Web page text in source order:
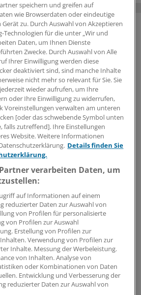
präzisieren die neuen
wurden auch die Regeln für die
Kasse verschärft. KBV und
nun klar, wie mit dem
zu verfahren ist. Und
nicht mehr als
nicht mehr als
bestellen, hat das
entschieden – und
als zulässig gelten.
speichern und greifen auf
wie Browserdaten oder eindeutige
zu. Durch Auswahl von Akzeptieren
Technologien für die unter „Wir und
Daten, um Ihnen Dienste
Zwecke. Durch Auswahl von Alle
Ihrer Einwilligung werden diese
deaktiviert sind, sind manche Inhalte
nicht mehr so relevant für Sie. Sie
wieder aufrufen, um Ihre
oder Ihre Einwilligung zu widerrufen,
Voreinstellungen verwalten am unteren
[oder das schwebende Symbol unten
falls zutreffend]. Ihre Einstellungen
Website. Weitere Informationen
Details finden Sie
verarbeiten Daten, um
auf Informationen auf einem
reduzierter Daten zur Auswahl von
von Profilen für personalisierte
von Profilen zur Auswahl
Erstellung von Profilen zur
Verwendung von Profilen zur
Inhalte. Messung der Werbeleistung.
von Inhalten. Analyse von
oder Kombinationen von Daten
Entwicklung und Verbesserung der
reduzierter Daten zur Auswahl von